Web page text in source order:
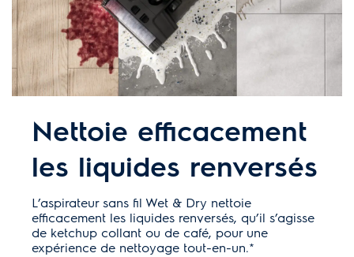
Nettoie efficacement
les liquides renversés
L’aspirateur sans fil Wet & Dry nettoie
efficacement les liquides renversés, qu’il s’agisse
de ketchup collant ou de café, pour une
expérience de nettoyage tout-en-un.*